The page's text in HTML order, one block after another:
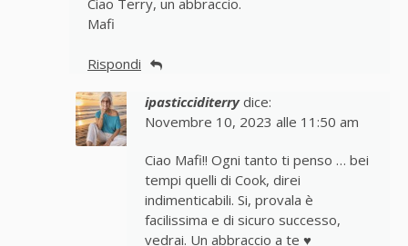
Mafi
Rispondi
ipasticciditerry dice:
Novembre 10, 2023 alle 11:50 am
Ciao Mafi!! Ogni tanto ti penso … bei
tempi quelli di Cook, direi
indimenticabili. Si, provala è
facilissima e di sicuro successo,
vedrai. Un abbraccio a te ♥